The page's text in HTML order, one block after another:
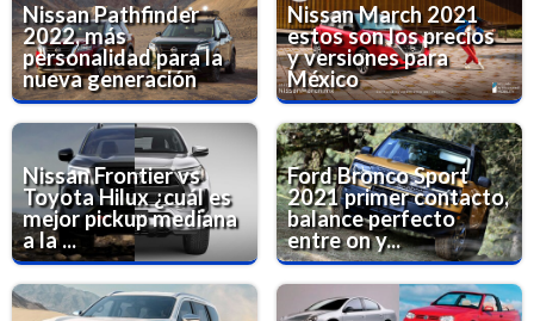
Nissan Pathfinder
2022, más
personalidad para la
nueva generación
Nissan March 2021
estos son los precios
y versiones para
México
Nissan Frontier vs
Toyota Hilux ¿cuál es
mejor pickup mediana
a la ...
Ford Bronco Sport
2021 primer contacto,
balance perfecto
entre on y...